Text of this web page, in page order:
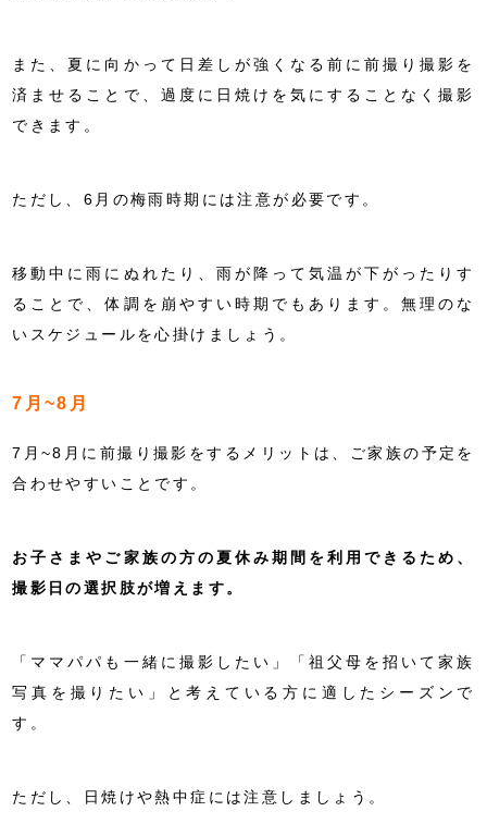
また、夏に向かって日差しが強くなる前に前撮り撮影を
済ませることで、過度に日焼けを気にすることなく撮影
できます。
ただし、6月の梅雨時期には注意が必要です。
移動中に雨にぬれたり、雨が降って気温が下がったりす
ることで、体調を崩やすい時期でもあります。無理のな
いスケジュールを心掛けましょう。
7月~8月
7月~8月に前撮り撮影をするメリットは、ご家族の予定を
合わせやすいことです。
お子さまやご家族の方の夏休み期間を利用できるため、
撮影日の選択肢が増えます。
「ママパパも一緒に撮影したい」「祖父母を招いて家族
写真を撮りたい」と考えている方に適したシーズンで
す。
ただし、日焼けや熱中症には注意しましょう。